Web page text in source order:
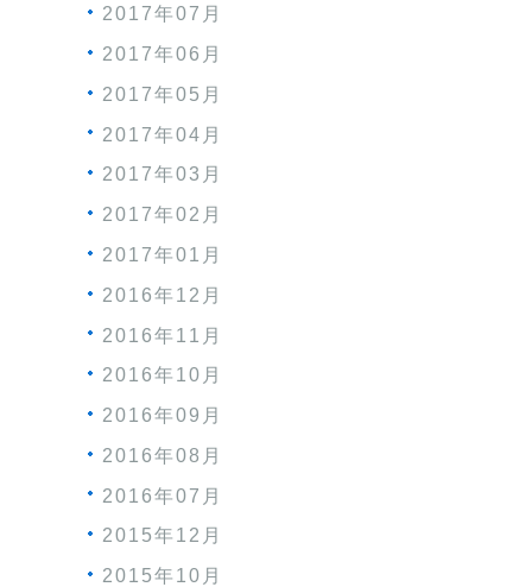
2017年07月
2017年06月
2017年05月
2017年04月
2017年03月
2017年02月
2017年01月
2016年12月
2016年11月
2016年10月
2016年09月
2016年08月
2016年07月
2015年12月
2015年10月